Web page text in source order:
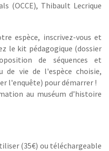
(OCCE), Thibault Lecrique
espèce, inscrivez-vous et
le kit pédagogique (dossier
de séquences et
de vie de l'espèce choisie,
l'enquête) pour démarrer !
au muséum d’histoire
(35€) ou téléchargeable